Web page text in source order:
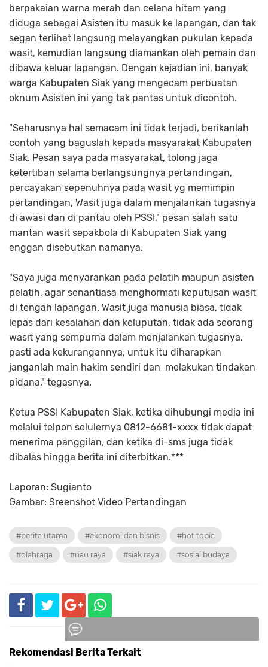
berpakaian warna merah dan celana hitam yang
diduga sebagai Asisten itu masuk ke lapangan, dan tak
segan terlihat langsung melayangkan pukulan kepada
wasit, kemudian langsung diamankan oleh pemain dan
dibawa keluar lapangan. Dengan kejadian ini, banyak
warga Kabupaten Siak yang mengecam perbuatan
oknum Asisten ini yang tak pantas untuk dicontoh.
"Seharusnya hal semacam ini tidak terjadi, berikanlah
contoh yang baguslah kepada masyarakat Kabupaten
Siak. Pesan saya pada masyarakat, tolong jaga
ketertiban selama berlangsungnya pertandingan,
percayakan sepenuhnya pada wasit yg memimpin
pertandingan, Wasit juga dalam menjalankan tugasnya
di awasi dan di pantau oleh PSSI," pesan salah satu
mantan wasit sepakbola di Kabupaten Siak yang
enggan disebutkan namanya.
"Saya juga menyarankan pada pelatih maupun asisten
pelatih, agar senantiasa menghormati keputusan wasit
di tengah lapangan. Wasit juga manusia biasa, tidak
lepas dari kesalahan dan keluputan, tidak ada seorang
wasit yang sempurna dalam menjalankan tugasnya,
pasti ada kekurangannya, untuk itu diharapkan
janganlah main hakim sendiri dan melakukan tindakan
pidana," tegasnya.
Ketua PSSI Kabupaten Siak, ketika dihubungi media ini
melalui telpon selulernya 0812-6681-xxxx tidak dapat
menerima panggilan, dan ketika di-sms juga tidak
dibalas hingga berita ini diterbitkan.***
Laporan: Sugianto
Gambar: Sreenshot Video Pertandingan
#berita utama #ekonomi dan bisnis #hot topic
#olahraga #riau raya #siak raya #sosial budaya
Rekomendasi Berita Terkait